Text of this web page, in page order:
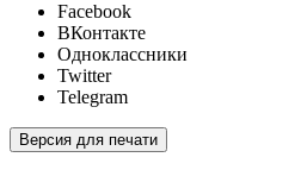
Facebook
ВКонтакте
Одноклассники
Twitter
Telegram
Версия для печати